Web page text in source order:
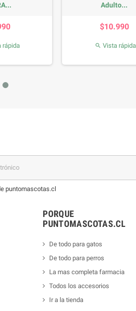
rápida
Adulto...
$10.990
 Vista rápida
puntomascotas.cl
PORQUE
PUNTOMASCOTAS.CL
De todo para gatos
De todo para perros
La mas completa farmacia
Todos los accesorios
Ir a la tienda